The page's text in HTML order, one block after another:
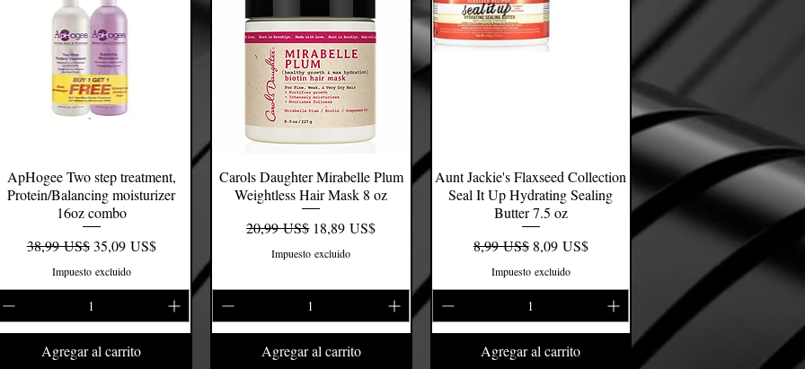
Vista rápida
ApHogee Two step treatment,
Protein/Balancing moisturizer
16oz combo
Precio
38,99 US$ Precio de oferta
35,09 US$
Impuesto excluido
Agregar al carrito
Vista rápida
Carols Daughter Mirabelle Plum
Weightless Hair Mask 8 oz
Precio
20,99 US$ Precio de oferta
18,89 US$
Impuesto excluido
Agregar al carrito
Vista rápida
Aunt Jackie's Flaxseed Collection
Seal It Up Hydrating Sealing
Butter 7.5 oz
Precio
8,99 US$ Precio de oferta
8,09 US$
Impuesto excluido
Agregar al carrito